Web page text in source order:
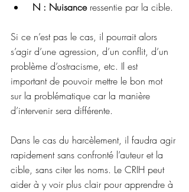
N : Nuisance ressentie par la cible.
Si ce n’est pas le cas, il pourrait alors
s’agir d’une agression, d’un conflit, d’un
problème d’ostracisme, etc. Il est
important de pouvoir mettre le bon mot
sur la problématique car la manière
d’intervenir sera différente.
Dans le cas du harcèlement, il faudra agir
rapidement sans confronté l’auteur et la
cible, sans citer les noms. Le CRIH peut
aider à y voir plus clair pour apprendre à